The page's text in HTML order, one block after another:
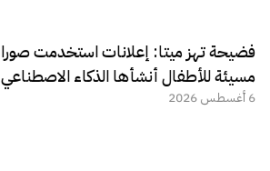
فضيحة تهز ميتا: إعلانات استخدمت صورا
مسيئة للأطفال أنشأها الذكاء الاصطناعي
6 أغسطس 2026